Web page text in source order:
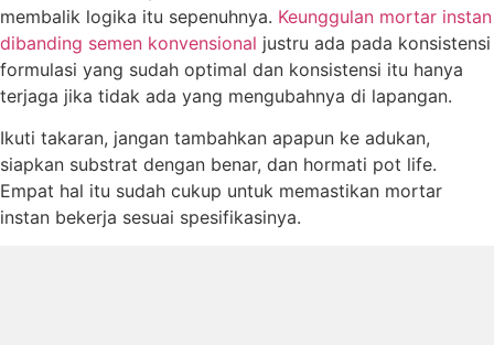
membalik logika itu sepenuhnya. Keunggulan mortar instan
dibanding semen konvensional justru ada pada konsistensi
formulasi yang sudah optimal dan konsistensi itu hanya
terjaga jika tidak ada yang mengubahnya di lapangan.
Ikuti takaran, jangan tambahkan apapun ke adukan,
siapkan substrat dengan benar, dan hormati pot life.
Empat hal itu sudah cukup untuk memastikan mortar
instan bekerja sesuai spesifikasinya.